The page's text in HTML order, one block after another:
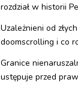
rozdział w historii
Uzależnieni od
doomscrolling i co
Granice
ustępuje przed